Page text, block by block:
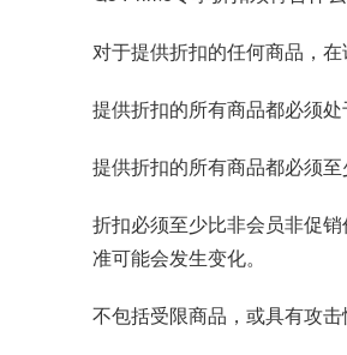
对于提供折扣的任何商品，
提供折扣的所有商品都必须处
提供折扣的所有商品都必须
折扣必须至少比非会员非促
准可能会发生变化。
不包括受限商品，或具有攻